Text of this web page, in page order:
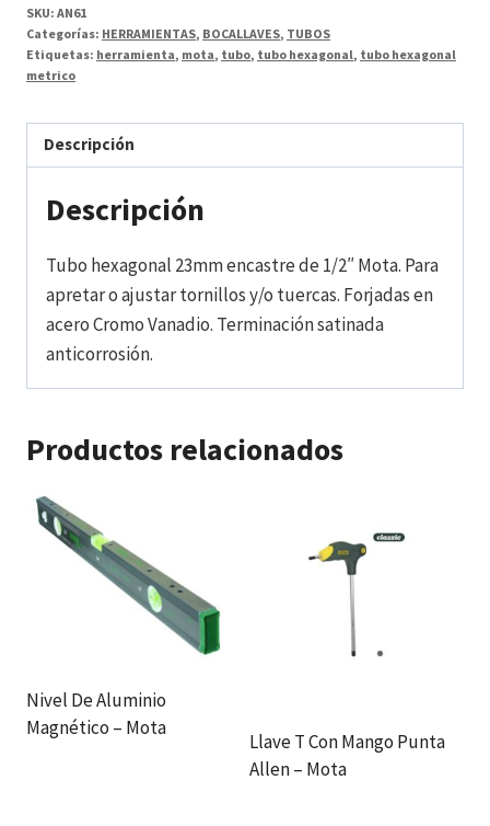
SKU: AN61
Categorías: HERRAMIENTAS, BOCALLAVES, TUBOS
Etiquetas: herramienta, mota, tubo, tubo hexagonal, tubo hexagonal
metrico
Descripción
Descripción
Tubo hexagonal 23mm encastre de 1/2″ Mota. Para
apretar o ajustar tornillos y/o tuercas. Forjadas en
acero Cromo Vanadio. Terminación satinada
anticorrosión.
Productos relacionados
Nivel De Aluminio
Magnético – Mota
Llave T Con Mango Punta
Allen – Mota